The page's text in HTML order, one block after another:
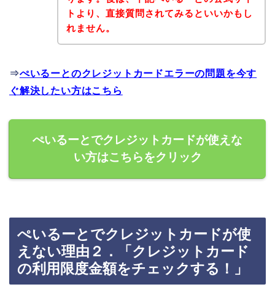
トより、直接質問されてみるといいかもし
れません。
⇒ぺいるーとのクレジットカードエラーの問題を今す
ぐ解決したい方はこちら
ぺいるーとでクレジットカードが使えな
い方はこちらをクリック
ぺいるーとでクレジットカードが使
えない理由２．「クレジットカード
の利用限度金額をチェックする！」